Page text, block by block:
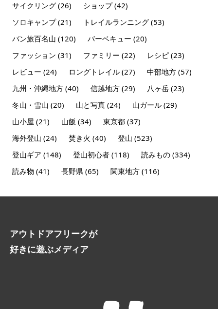
サイクリング(26) ショップ(42)
ソロキャンプ(21) トレイルランニング(53)
バン旅百名山 (120) バーベキュー (20)
ファッション (31) ファミリー (22) レシピ(23)
レビュー (24) ロングトレイル(27) 中部地方(57)
九州・沖縄地方(40) 信越地方(29) 八ヶ岳(23)
冬山・雪山 (20) 山と写真(24) 山ガール(29)
山小屋 (21) 山飯 (34) 東京都(37)
海外登山 (24) 焚き火 (40) 登山 (523)
登山ギア (148) 登山初心者(118) 読みもの(334)
読み物 (41) 長野県(65) 関東地方(116)
アウトドアフリークが
好きに遊ぶメディア